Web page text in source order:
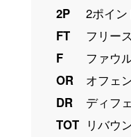
2P
2ポイン
FT
フリー
F
ファウ
OR
オフェ
DR
ディフ
TOT リバウ